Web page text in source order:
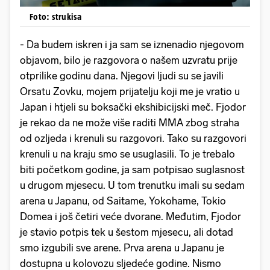
Foto: strukisa
- Da budem iskren i ja sam se iznenadio njegovom
objavom, bilo je razgovora o našem uzvratu prije
otprilike godinu dana. Njegovi ljudi su se javili
Orsatu Zovku, mojem prijatelju koji me je vratio u
Japan i htjeli su boksački ekshibicijski meč. Fjodor
je rekao da ne može više raditi MMA zbog straha
od ozljeda i krenuli su razgovori. Tako su razgovori
krenuli u na kraju smo se usuglasili. To je trebalo
biti početkom godine, ja sam potpisao suglasnost
u drugom mjesecu. U tom trenutku imali su sedam
arena u Japanu, od Saitame, Yokohame, Tokio
Domea i još četiri veće dvorane. Međutim, Fjodor
je stavio potpis tek u šestom mjesecu, ali dotad
smo izgubili sve arene. Prva arena u Japanu je
dostupna u kolovozu sljedeće godine. Nismo